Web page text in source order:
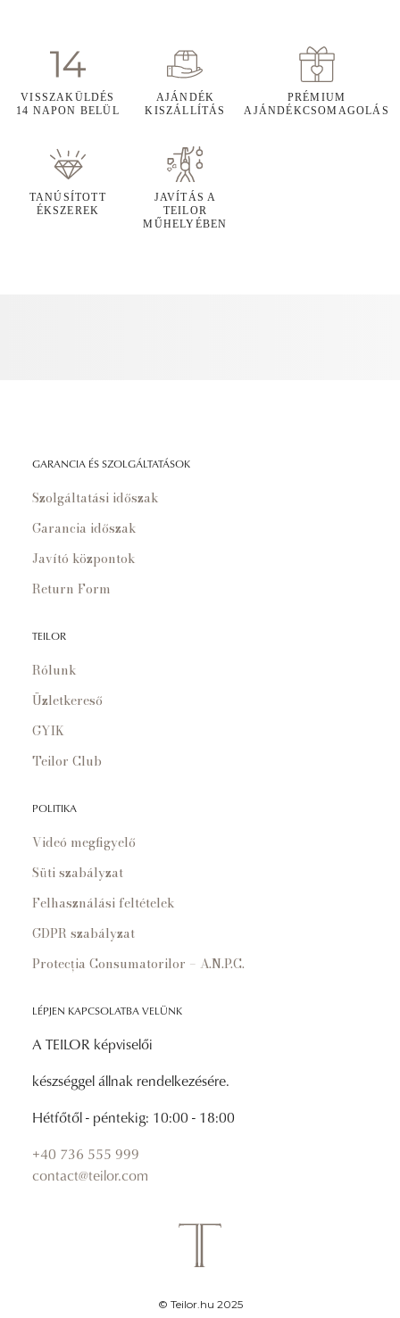
VISSZAKÜLDÉS
14 NAPON BELÜL
AJÁNDÉK
KISZÁLLÍTÁS
PRÉMIUM
AJÁNDÉKCSOMAGOLÁS
TANÚSÍTOTT
ÉKSZEREK
JAVÍTÁS A
TEILOR
MŰHELYÉBEN
GARANCIA ÉS SZOLGÁLTATÁSOK
Szolgáltatási időszak
Garancia időszak
Javító központok
Return Form
TEILOR
Rólunk
Üzletkereső
GYIK
Teilor Club
POLITIKA
Videó megfigyelő
Süti szabályzat
Felhasználási feltételek
GDPR szabályzat
Protecția Consumatorilor – A.N.P.C.
LÉPJEN KAPCSOLATBA VELÜNK
A TEILOR képviselői
készséggel állnak rendelkezésére.
Hétfőtől - péntekig: 10:00 - 18:00
+40 736 555 999
contact@teilor.com
© Teilor.hu 2025